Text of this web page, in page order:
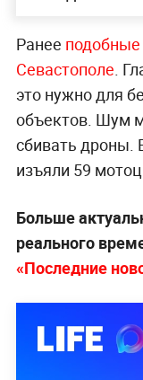
Ранее по
Севастополе.
это нужно для
объектов. Шум
сбивать дроны.
изъяли 59
Больше
реального
«Последние